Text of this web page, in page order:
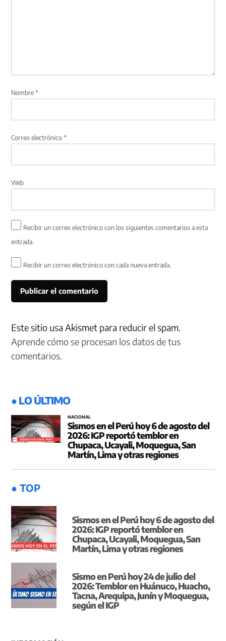
Nombre*
Correo electrónico*
Web
Recibir un correo electrónico con los siguientes comentarios a esta
entrada.
Recibir un correo electrónico con cada nueva entrada.
Este sitio usa Akismet para reducir el spam.
Aprende cómo se procesan los datos de tus
comentarios.
● LO ÚLTIMO
NACIONAL
Sismos en el Perú hoy 6 de agosto del
2026: IGP reportó temblor en
Chupaca, Ucayali, Moquegua, San
Martín, Lima y otras regiones
● TOP
Sismos en el Perú hoy 6 de agosto del
2026: IGP reportó temblor en
Chupaca, Ucayali, Moquegua, San
Martín, Lima y otras regiones
Sismo en Perú hoy 24 de julio del
2026: Temblor en Huánuco, Huacho,
Tacna, Arequipa, Junín y Moquegua,
según el IGP